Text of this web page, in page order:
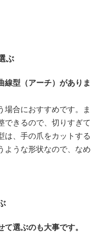
ぶ
線型（アーチ）がありま
場合におすすめです。ま
できるので、切りすぎて
は、手の爪をカットする
ような形状なので、なめ
選ぶのも大事です。